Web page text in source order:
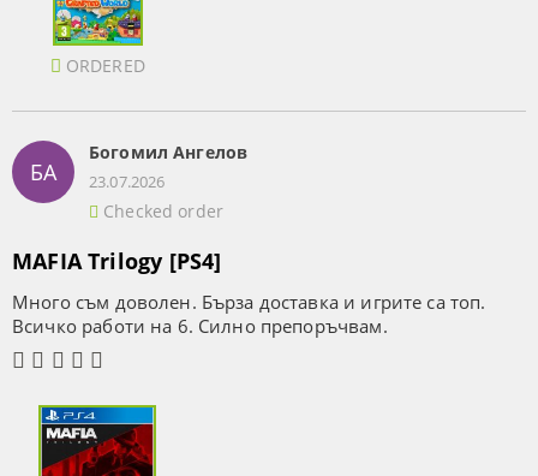
ORDERED
БА
Богомил Ангелов
23.07.2026
Checked order
MAFIA Trilogy [PS4]
Много съм доволен. Бърза доставка и игрите са топ.
Всичко работи на 6. Силно препоръчвам.